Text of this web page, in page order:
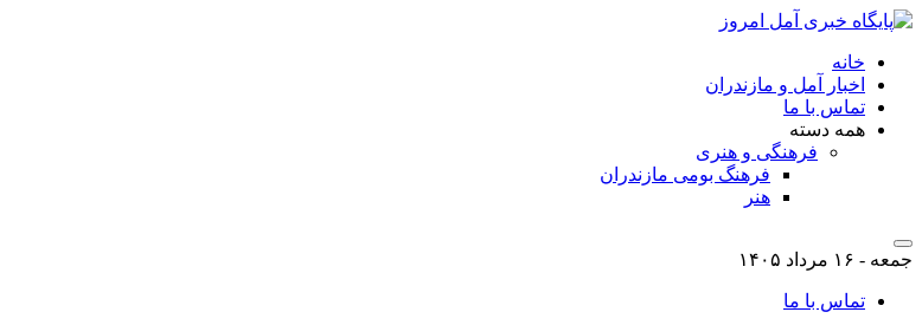
خانه
اخبار آمل و مازندران
تماس با ما
همه دسته
فرهنگی و هنری
فرهنگ بومی مازندران
هنر
جمعه - ۱۶ مرداد ۱۴۰۵
تماس با ما